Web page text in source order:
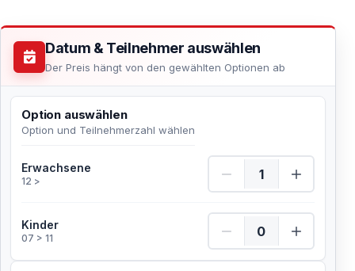
Datum & Teilnehmer auswählen
Der Preis hängt von den gewählten Optionen ab
Option auswählen
Option und Teilnehmerzahl wählen
Erwachsene
12 >
Erwachsene Menge
Kinder
07 > 11
Kinder Menge